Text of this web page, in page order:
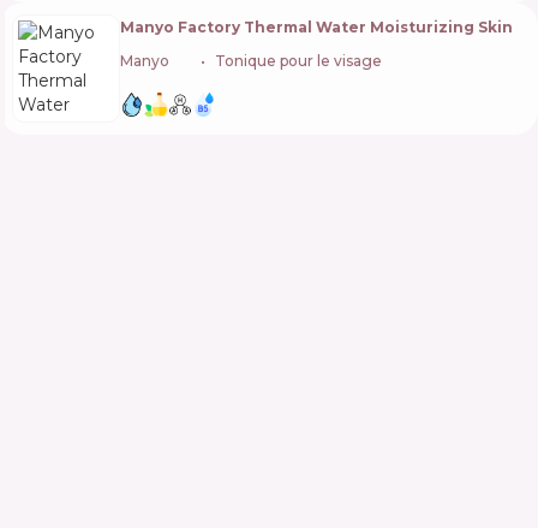
Manyo Factory Thermal Water Moisturizing Skin
Manyo
Tonique pour le visage